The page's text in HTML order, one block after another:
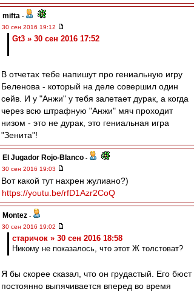
mifta -
30 сен 2016 19:12
Gt3 » 30 сен 2016 17:52
В отчетах тебе напишут про гениальную игру
Беленова - который на деле совершил один
сейв. И у "Анжи" у тебя залетает дурак, а когда
через всю штрафную "Анжи" мяч проходит
низом - это не дурак, это гениальная игра
"Зенита"!
El Jugador Rojo-Blanco -
30 сен 2016 19:03
Вот какой тут нахрен жулиано?)
https://youtu.be/rfD1Azr2CoQ
Montez -
30 сен 2016 19:02
старичок » 30 сен 2016 18:58
Никому не показалось, что этот Ж толстоват?
Я бы скорее сказал, что он грудастый. Его бюст
постоянно выпячивается вперед во время